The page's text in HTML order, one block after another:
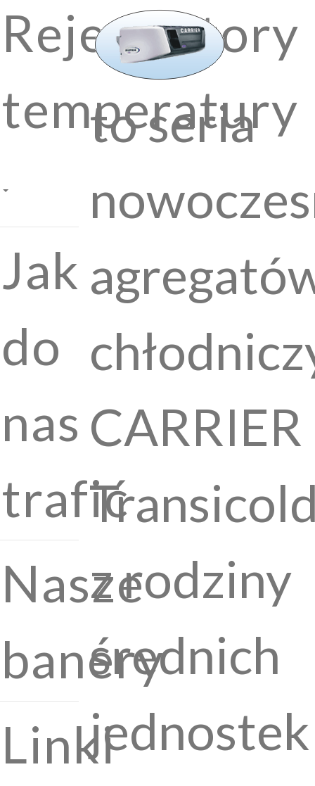
Rejestratory
temperatury
Jak
do
nas
trafić
Nasze
banery
Linki
to seria
CARRIER
z rodziny
średnich
jednostek